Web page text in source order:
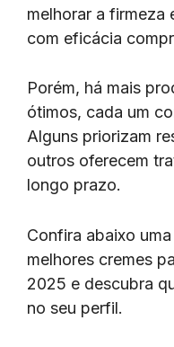
melhorar a firmeza
com eficácia
Porém, há mais
ótimos, cada um
Alguns priorizam
outros oferecem
longo prazo.
Confira abaixo
melhores cremes
2025 e descubra
no seu perfil.